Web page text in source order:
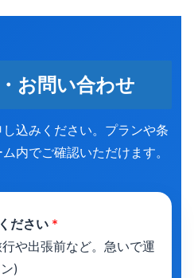
お問い合わせ
込みください。プランや条
内でご確認いただけます。
ださい *
や出張前など。急いで運
)